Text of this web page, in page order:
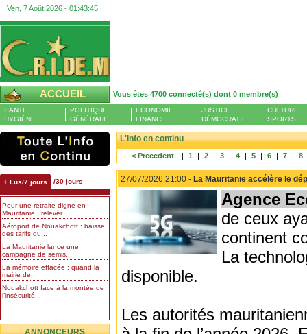
Ven, 7 Août 2026 - 01:43:46
ACCUEIL Vous êtes 4700 connecté(s) dont 0 membre(s)
SANTÉ
HYGIÈNE
POLITIQUE
GÉNÉRALE
ECONOMIE
FINANCE
JUSTICE
DÉMOCRATIE
CULTURE
SPORTS
+ Lus/7 jours /30 jours
Pour une retraite digne en
Mauritanie : relever...
Aéroport de Nouakchott : baisse
des tarifs du...
La Mauritanie lance une
campagne de semis...
La mémoire effacée : quand la
mairie de...
Nouakchott face à la montée de
l’insécurité...
ANNONCEURS
L'info en continu
< Precedent | 1 | 2 | 3 | 4 | 5 | 6 | 7 | 8
27/07/2026 21:00 - La Mauritanie accélère le
Agence
de ceux
continent
La
disponible.
Les autorités